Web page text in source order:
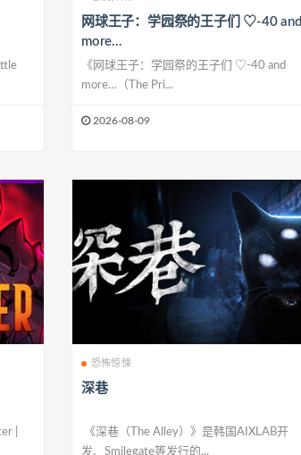
网球王子：学园祭的王子们 ♡-40 and
more…
《网球王子：学园祭的王子们 ♡-40 and
more…（The Pri...
2026-08-09
|
恐怖惊悚
深巷
《深巷（The Alley）》是韩国AIXLAB开
发、Smilegate等发行的...